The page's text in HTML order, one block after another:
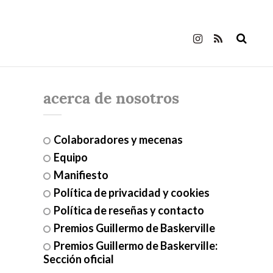
acerca de nosotros
Colaboradores y mecenas
Equipo
Manifiesto
Política de privacidad y cookies
Política de reseñas y contacto
Premios Guillermo de Baskerville
Premios Guillermo de Baskerville:
Sección oficial